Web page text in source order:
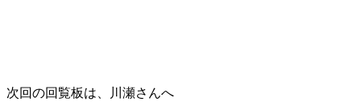
次回の回覧板は、川瀬さんへ